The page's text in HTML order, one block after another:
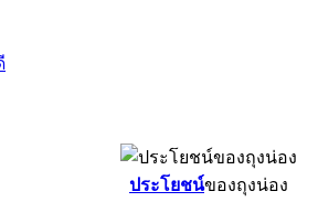
ประโยชน์ของถุงน่อง